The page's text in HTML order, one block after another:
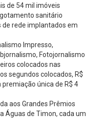
de 54 mil imóveis
sanitário
de rede implantados em
Impresso,
Fotojornalismo
colocados nas
segundos colocados, R$
única de R$ 4
aos Grandes Prêmios
Águas de Timon, cada um